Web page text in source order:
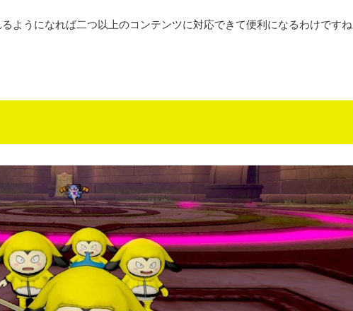
ようになれば二つ以上のコンテンツに対応できて便利になるわけですね